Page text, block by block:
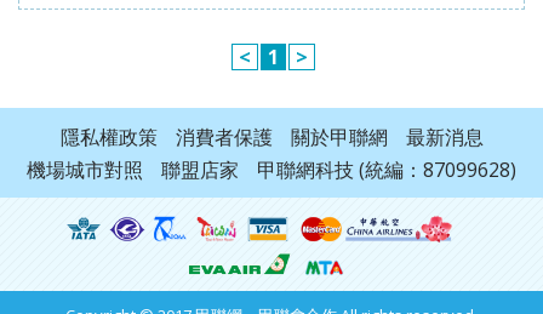
< 1 >
隱私權政策 消費者保護 關於甲聯網
最新消息
機場城市對照
聯盟店家 甲聯網科技 (統編：87099628)